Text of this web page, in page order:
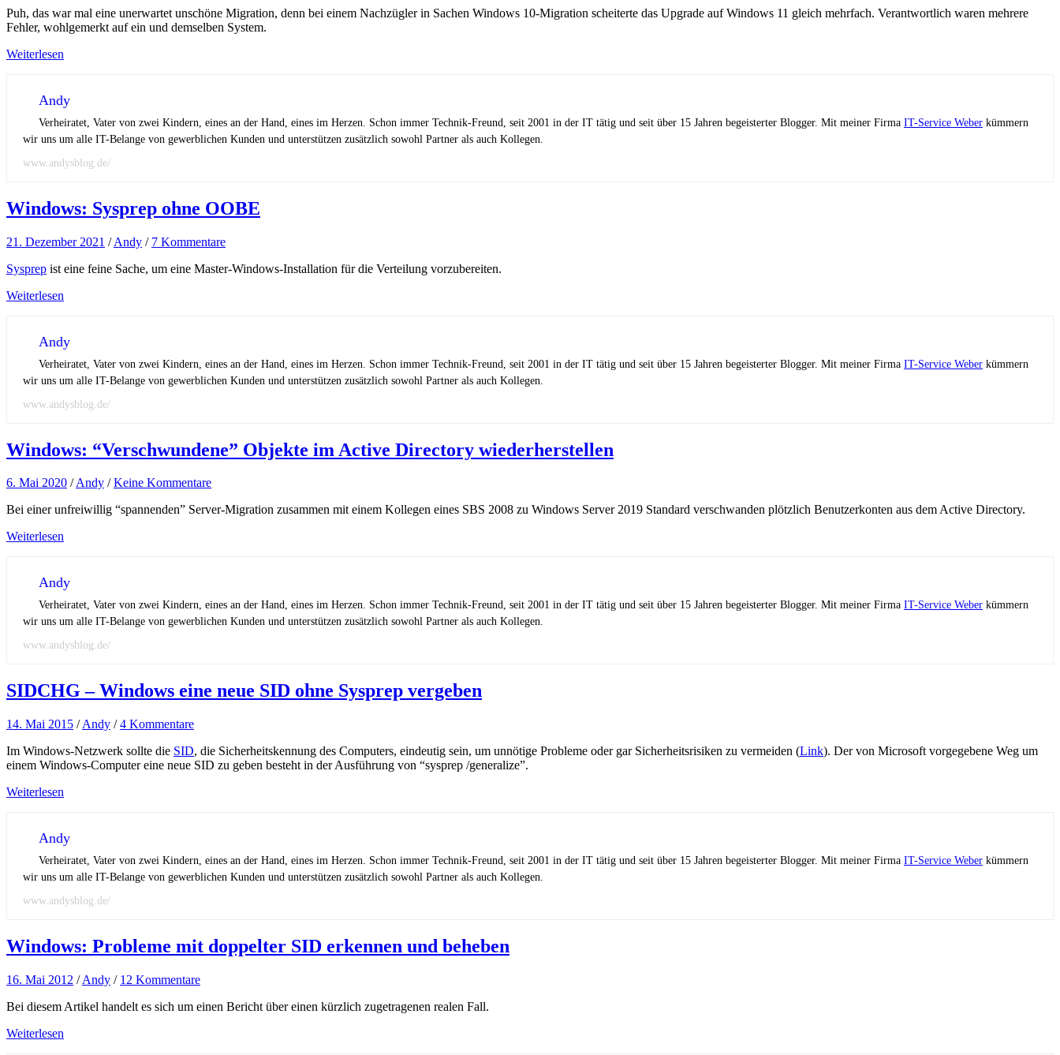
Puh, das war mal eine unerwartet unschöne Migration, denn bei einem Nachzügler in Sachen Windows 10-Migration scheiterte das Upgrade auf Windows 11 gleich mehrfach. Verantwortlich waren mehrere
Fehler, wohlgemerkt auf ein und demselben System.
Weiterlesen
Andy
Verheiratet, Vater von zwei Kindern, eines an der Hand, eines im Herzen. Schon immer Technik-Freund, seit 2001 in der IT tätig und seit über 15 Jahren begeisterter Blogger. Mit meiner Firma IT-Service Weber kümmern
wir uns um alle IT-Belange von gewerblichen Kunden und unterstützen zusätzlich sowohl Partner als auch Kollegen.
www.andysblog.de/
Windows: Sysprep ohne OOBE
21. Dezember 2021 /Andy / 7 Kommentare
Sysprep ist eine feine Sache, um eine Master-Windows-Installation für die Verteilung vorzubereiten.
Weiterlesen
Andy
Verheiratet, Vater von zwei Kindern, eines an der Hand, eines im Herzen. Schon immer Technik-Freund, seit 2001 in der IT tätig und seit über 15 Jahren begeisterter Blogger. Mit meiner Firma IT-Service Weber kümmern
wir uns um alle IT-Belange von gewerblichen Kunden und unterstützen zusätzlich sowohl Partner als auch Kollegen.
www.andysblog.de/
Windows: “Verschwundene” Objekte im Active Directory wiederherstellen
6. Mai 2020 /Andy /Keine Kommentare
Bei einer unfreiwillig “spannenden” Server-Migration zusammen mit einem Kollegen eines SBS 2008 zu Windows Server 2019 Standard verschwanden plötzlich Benutzerkonten aus dem Active Directory.
Weiterlesen
Andy
Verheiratet, Vater von zwei Kindern, eines an der Hand, eines im Herzen. Schon immer Technik-Freund, seit 2001 in der IT tätig und seit über 15 Jahren begeisterter Blogger. Mit meiner Firma IT-Service Weber kümmern
wir uns um alle IT-Belange von gewerblichen Kunden und unterstützen zusätzlich sowohl Partner als auch Kollegen.
www.andysblog.de/
SIDCHG – Windows eine neue SID ohne Sysprep vergeben
14. Mai 2015 /Andy /4 Kommentare
Im Windows-Netzwerk sollte die SID, die Sicherheitskennung des Computers, eindeutig sein, um unnötige Probleme oder gar Sicherheitsrisiken zu vermeiden (Link). Der von Microsoft vorgegebene Weg um
einem Windows-Computer eine neue SID zu geben besteht in der Ausführung von “sysprep /generalize”.
Weiterlesen
Andy
Verheiratet, Vater von zwei Kindern, eines an der Hand, eines im Herzen. Schon immer Technik-Freund, seit 2001 in der IT tätig und seit über 15 Jahren begeisterter Blogger. Mit meiner Firma IT-Service Weber kümmern
wir uns um alle IT-Belange von gewerblichen Kunden und unterstützen zusätzlich sowohl Partner als auch Kollegen.
www.andysblog.de/
Windows: Probleme mit doppelter SID erkennen und beheben
16. Mai 2012 /Andy / 12 Kommentare
Bei diesem Artikel handelt es sich um einen Bericht über einen kürzlich zugetragenen realen Fall.
Weiterlesen